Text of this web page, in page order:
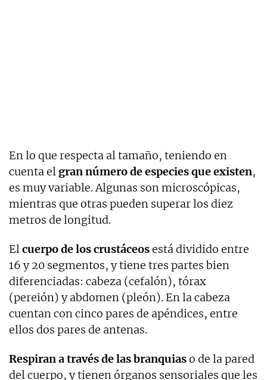
En lo que respecta al tamaño, teniendo en
cuenta el gran número de especies que existen,
es muy variable. Algunas son microscópicas,
mientras que otras pueden superar los diez
metros de longitud.
Elcuerpo de los crustáceosestá dividido entre
16 y 20 segmentos, y tiene tres partes bien
diferenciadas: cabeza (cefalón), tórax
(pereión) y abdomen (pleón). En la cabeza
cuentan con cinco pares de apéndices, entre
ellos dos pares de antenas.
Respiran a través de las branquiaso de la pared
del cuerpo, y tienen órganos sensoriales que les